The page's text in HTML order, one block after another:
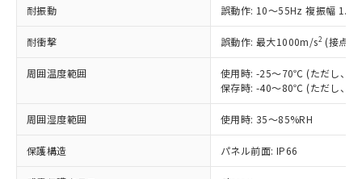
耐振動 誤動作: 10～55Hz 複振幅
耐衝撃 誤動作: 最大1000m/s2 (接点
周囲温度範囲
使用時: -25～70℃ (ただし、氷
保存時: -40～80℃ (ただし、氷
周囲湿度範囲 使用時: 35～85%RH
保護構造 パネル前面: IP66
覧された時点での実際の在庫および標
準価格とは異なる場合があることをご
正式な納期状況および標準価格はお客
様のお取引先、またはお客様担当のオ
ムロン制御機器販売店・当社販売員に
オムロン制御機器販売店や当社販売拠
販売ネットワーク
」をご確認
鉛(Pb) 1000ppm以下、 水銀(Hg) 1000ppm以下、 カド
六価クロム(Cr(Ⅵ)) 1000ppm以下、ポリ臭化ビフェニル
類(PBB) 1000ppm以下、ポリ臭化ジフェニルエーテル類
ルベンジル（BBP） 1000ppm以下、フタル酸ジブチル
（DBP） 1000ppm以下、フタル酸ジイソブチル
但し、RoHS指令で産業用監視および制御機器に対する
適用除外項目は除く。
フタル酸エステル類の４物質については閾値を超える意
図的な使用がないことを確認しています。
*中国RoHS10物質の基準値 (GB/T26572)：
Pb(鉛) :1000ppm、 Hg(水銀) : 1000ppm、 Cd(カドミウ
Cr(Ⅵ)(六価クロム) : 1000ppm、 PBBs(ポリ臭化ビフェ
ニル類) : 1000ppm、 PBDEs(ポリ臭化ジフェニルエーテ
ル類) : 1000ppm、
DBP(フタル酸ジブチル) : 1000ppm、 DIBP(フタル酸ジ
イソブチル) : 1000ppm、 BBP(フタル酸ブチルベンジ
DEHP(フタル酸ビス(2-エチルヘキシル)) : 1000ppm
国政府の輸出許可(または役務取引許
可)を取得するなどの必要な手続きを
当社は規制貨物を破棄する場合は、完
全に破砕するなど、違法に輸出されな
いよう必要な手段を講じます。
当社は貴社製品を、核兵器、ミサイ
ル、化学兵器、生物兵器またはその他
武器並びにこれらの製造装置等に一切
一定数以上の在庫あり
一定数には満たないが在庫あり
在庫なし(最新の在庫状況につ
いては、お客様のお取引先、ま
たはお客様担当のオムロン制御